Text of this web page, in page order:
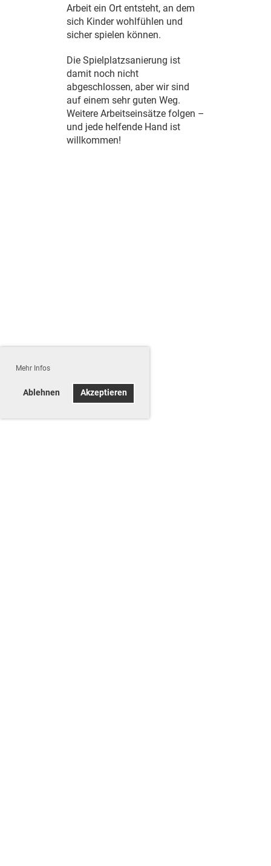
Mehr Infos
Ablehnen Akzeptieren
Arbeit ein Ort entsteht, an dem
sich Kinder wohlfühlen und
sicher spielen können.
Die Spielplatzsanierung ist
damit noch nicht
abgeschlossen, aber wir sind
auf einem sehr guten Weg.
Weitere Arbeitseinsätze folgen –
und jede helfende Hand ist
willkommen!